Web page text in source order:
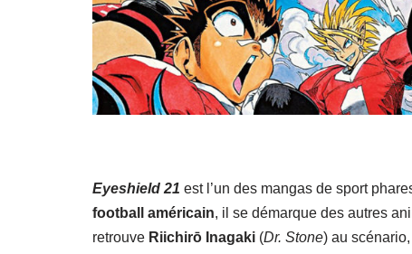
Eyeshield 21 est l’un des mangas de sport
football américain, il se démarque des autres
retrouve Riichirō Inagaki (Dr. Stone) au